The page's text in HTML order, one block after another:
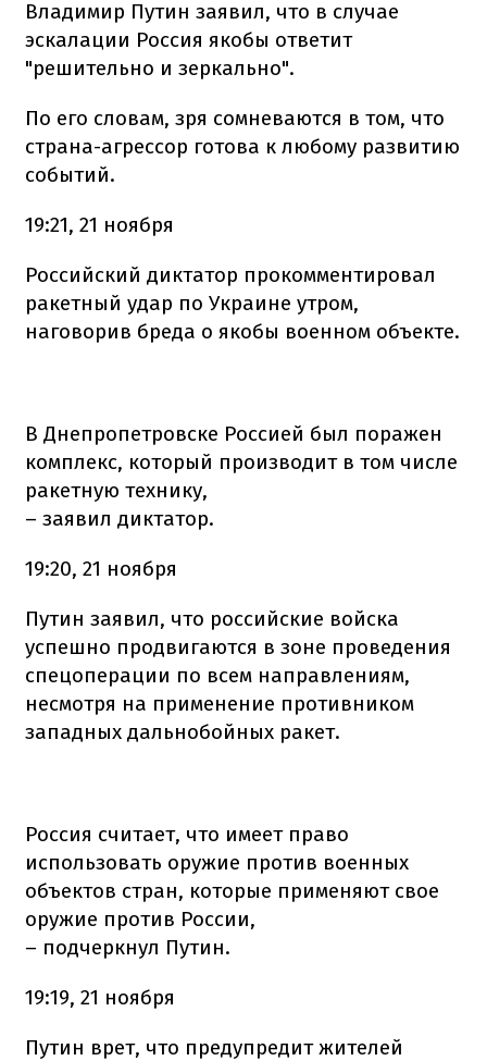
Владимир Путин заявил, что в случае
эскалации Россия якобы ответит
"решительно и зеркально".
По его словам, зря сомневаются в том, что
страна-агрессор готова к любому развитию
событий.
19:21, 21 ноября
Российский диктатор прокомментировал
ракетный удар по Украине утром,
наговорив бреда о якобы военном объекте.
В Днепропетровске Россией был поражен
комплекс, который производит в том числе
ракетную технику,
– заявил диктатор.
19:20, 21 ноября
Путин заявил, что российские войска
успешно продвигаются в зоне проведения
спецоперации по всем направлениям,
несмотря на применение противником
западных дальнобойных ракет.
Россия считает, что имеет право
использовать оружие против военных
объектов стран, которые применяют свое
оружие против России,
– подчеркнул Путин.
19:19, 21 ноября
Путин врет, что предупредит жителей